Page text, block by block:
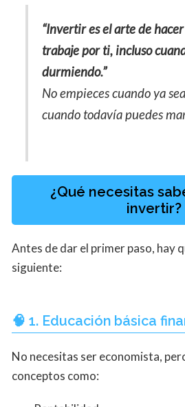
“Invertir es el arte de
trabaje por ti, incluso
durmiendo.”
No empieces cuando ya
cuando todavía puedes
¿Qué necesitas
invertir?
Antes de dar el primer paso, hay
siguiente:
🧠 1. Educación básica
No necesitas ser economista,
conceptos como: